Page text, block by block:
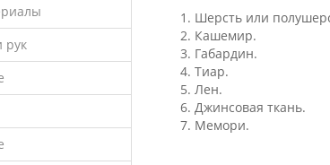
рук
Шерсть или
Кашемир.
Габардин.
Тиар.
Лен.
Джинсовая ткань.
Мемори.